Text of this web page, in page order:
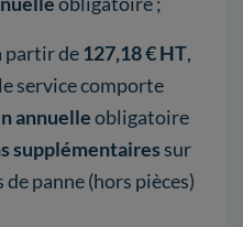
partir de127,18 € HT,
service comporte
annuelleobligatoire
supplémentaires sur
panne (hors pièces)